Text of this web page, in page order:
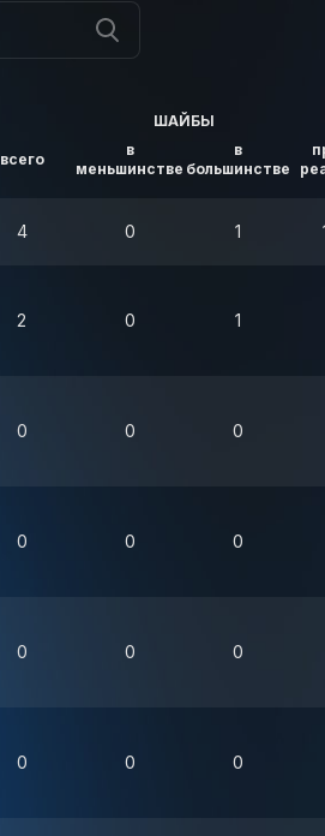
ШАЙБЫ
всего
в
меньшинстве
в
большинстве
4 0 1
2 0 1
0 0 0
0 0 0
0 0 0
0 0 0